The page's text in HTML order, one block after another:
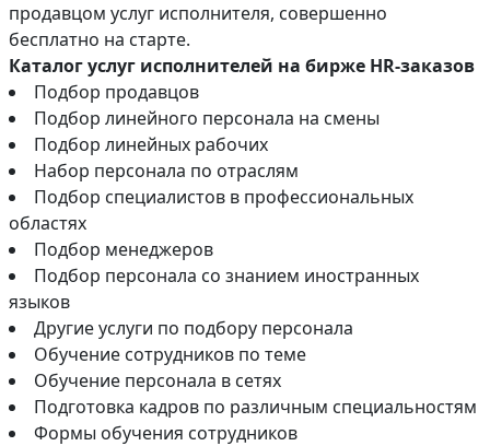
продавцом услуг исполнителя, совершенно
бесплатно на старте.
Каталог услуг исполнителей на бирже HR-заказов
Подбор продавцов
Подбор линейного персонала на смены
Подбор линейных рабочих
Набор персонала по отраслям
Подбор специалистов в профессиональных
областях
Подбор менеджеров
Подбор персонала со знанием иностранных
языков
Другие услуги по подбору персонала
Обучение сотрудников по теме
Обучение персонала в сетях
Подготовка кадров по различным специальностям
Формы обучения сотрудников